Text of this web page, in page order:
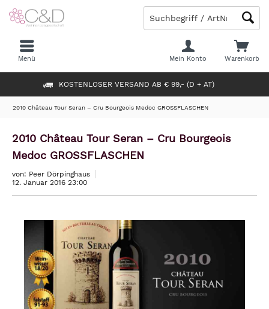
KOSTENLOSER VERSAND AB € 99,- (D + AT)
Warenkorb
Mein Konto
Menü
2010 Château Tour Seran – Cru Bourgeois Medoc GROSSFLASCHEN
2010 Château Tour Seran – Cru Bourgeois
Medoc GROSSFLASCHEN
von: Peer Dörpinghaus
12. Januar 2016 23:00